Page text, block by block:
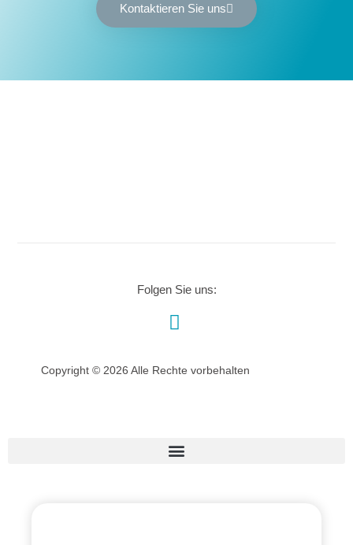
Kontaktieren Sie uns
Folgen Sie uns:
Copyright © 2026 Alle Rechte vorbehalten